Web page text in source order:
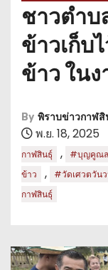
ชาวตำบ
ข้าวเก็บ
ข้าว ใน
By พิราบข่าวกาฬสิ
พ.ย. 18, 2025
กาฬสินธุ์
, #บุญคูณ
ข้าว
, #วัดเศวตวัน
กาฬสินธุ์